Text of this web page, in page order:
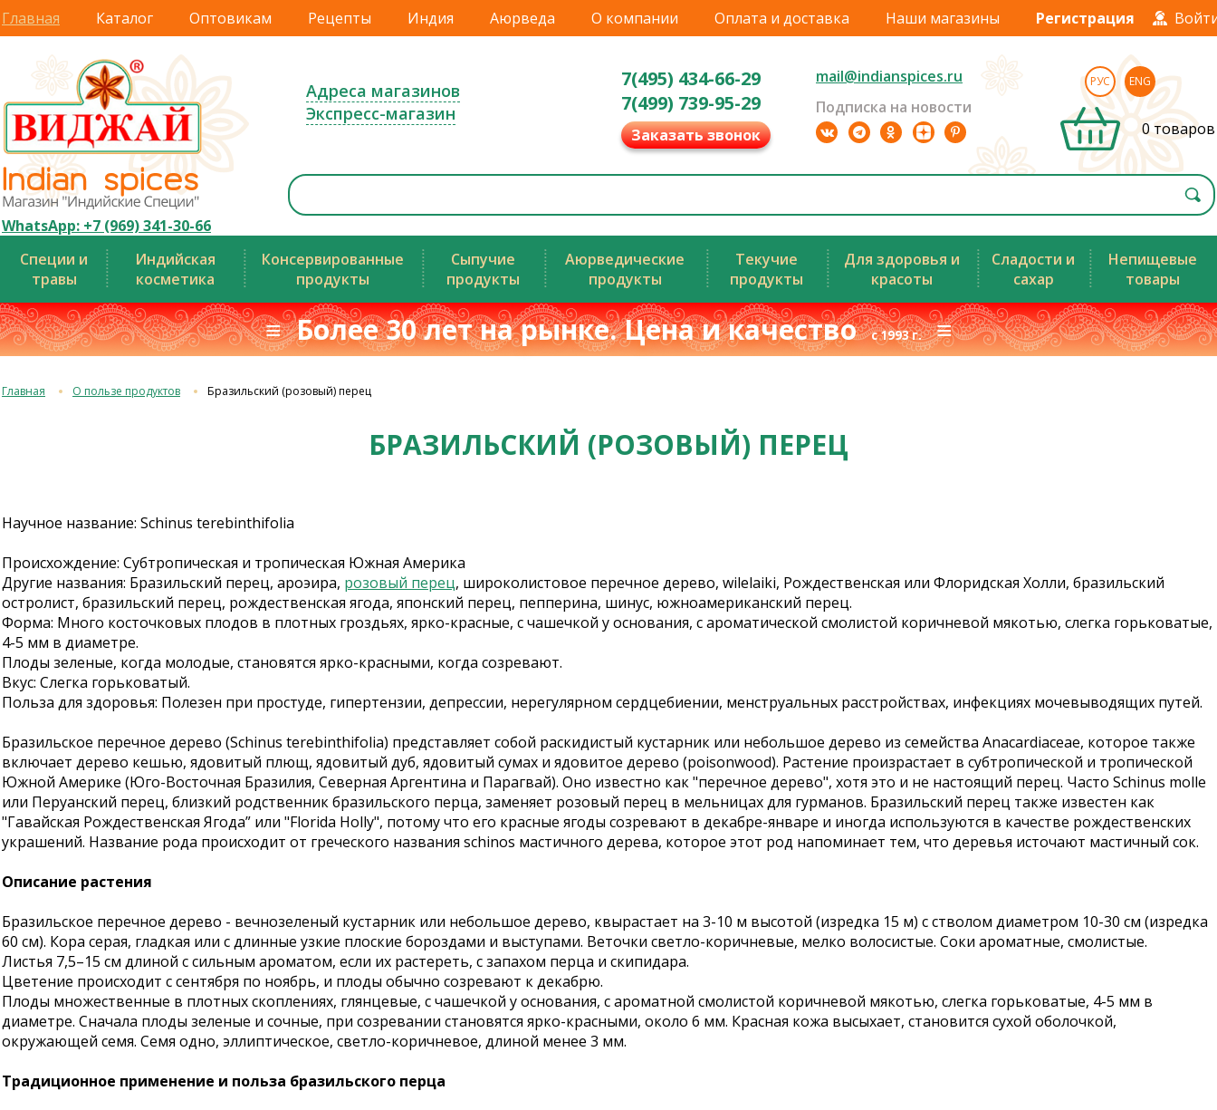
Главная Каталог Оптовикам Рецепты Индия Аюрведа О компании Оплата и доставка Наши магазины Регистрация
WhatsApp: +7 (969) 341-30-66
Адреса магазинов
Экспресс-магазин
7(495) 434-66-29
7(499) 739-95-29
Заказать звонок
mail@indianspices.ru
Подписка на новости
РУС ENG
0 товаров
Специи и
травы
Индийская
косметика
Консервированные
продукты
Сыпучие
продукты
Аюрведические
продукты
Текучие
продукты
Для здоровья и
красоты
Сладости и
сахар
Непищевые
товары
≡ Более 30 лет на рынке. Цена и качествос 1993 г.≡
Главная О пользе продуктов Бразильский (розовый) перец
БРАЗИЛЬСКИЙ (РОЗОВЫЙ) ПЕРЕЦ
Научное название: Schinus terebinthifolia
Происхождение: Субтропическая и тропическая Южная Америка
Другие названия: Бразильский перец, ароэира, розовый перец, широколистовое перечное дерево, wilelaiki, Рождественская или Флоридская Холли, бразильский
остролист, бразильский перец, рождественская ягода, японский перец, пепперина, шинус, южноамериканский перец.
Форма: Много косточковых плодов в плотных гроздьях, ярко-красные, с чашечкой у основания, с ароматической смолистой коричневой мякотью, слегка горьковатые,
4-5 мм в диаметре.
Плоды зеленые, когда молодые, становятся ярко-красными, когда созревают.
Вкус: Слегка горьковатый.
Польза для здоровья: Полезен при простуде, гипертензии, депрессии, нерегулярном сердцебиении, менструальных расстройствах, инфекциях мочевыводящих путей.
Бразильское перечное дерево (Schinus terebinthifolia) представляет собой раскидистый кустарник или небольшое дерево из семейства Anacardiaceae, которое также
включает дерево кешью, ядовитый плющ, ядовитый дуб, ядовитый сумах и ядовитое дерево (poisonwood). Растение произрастает в субтропической и тропической
Южной Америке (Юго-Восточная Бразилия, Северная Аргентина и Парагвай). Оно известно как "перечное дерево", хотя это и не настоящий перец. Часто Schinus molle
или Перуанский перец, близкий родственник бразильского перца, заменяет розовый перец в мельницах для гурманов. Бразильский перец также известен как
"Гавайская Рождественская Ягода” или "Florida Holly", потому что его красные ягоды созревают в декабре-январе и иногда используются в качестве рождественских
украшений. Название рода происходит от греческого названия schinos мастичного дерева, которое этот род напоминает тем, что деревья источают мастичный сок.
Описание растения
Бразильское перечное дерево - вечнозеленый кустарник или небольшое дерево, квырастает на 3-10 м высотой (изредка 15 м) с стволом диаметром 10-30 см (изредка
60 см). Кора серая, гладкая или с длинные узкие плоские бороздами и выступами. Веточки светло-коричневые, мелко волосистые. Соки ароматные, смолистые.
Листья 7,5–15 см длиной с сильным ароматом, если их растереть, с запахом перца и скипидара.
Цветение происходит с сентября по ноябрь, и плоды обычно созревают к декабрю.
Плоды множественные в плотных скоплениях, глянцевые, с чашечкой у основания, с ароматной смолистой коричневой мякотью, слегка горьковатые, 4-5 мм в
диаметре. Сначала плоды зеленые и сочные, при созревании становятся ярко-красными, около 6 мм. Красная кожа высыхает, становится сухой оболочкой,
окружающей семя. Семя одно, эллиптическое, светло-коричневое, длиной менее 3 мм.
Традиционное применение и польза бразильского перца